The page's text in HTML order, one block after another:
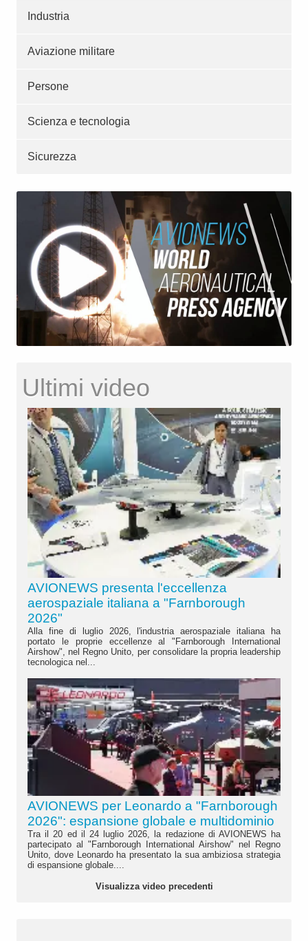
Industria
Aviazione militare
Persone
Scienza e tecnologia
Sicurezza
Ultimi video
AVIONEWS presenta l'eccellenza
aerospaziale italiana a "Farnborough
2026"
Alla fine di luglio 2026, l'industria aerospaziale italiana ha
portato le proprie eccellenze al "Farnborough International
Airshow", nel Regno Unito, per consolidare la propria leadership
tecnologica nel...
AVIONEWS per Leonardo a "Farnborough
2026": espansione globale e multidominio
Tra il 20 ed il 24 luglio 2026, la redazione di AVIONEWS ha
partecipato al "Farnborough International Airshow" nel Regno
Unito, dove Leonardo ha presentato la sua ambiziosa strategia
di espansione globale....
Visualizza video precedenti